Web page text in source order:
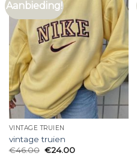
Aanbieding!
VINTAGE TRUIEN
vintage truien
€46.00 €24.00